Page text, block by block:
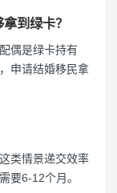
到绿卡？
偶是绿卡持有
申请结婚移民拿
类情景递交效率
要6-12个月。